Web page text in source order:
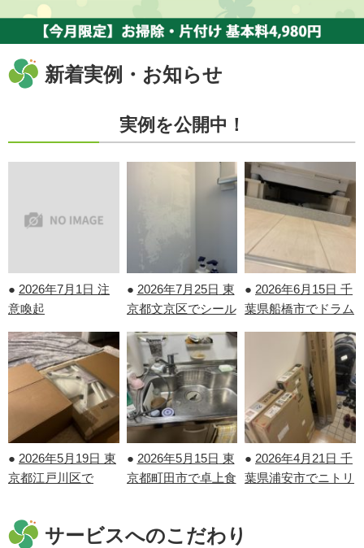
新着実例・お知らせ
実例を公開中！
● 2026年7月1日 注
意喚起
● 2026年7月25日 東
京都文京区でシール
た！
● 2026年6月15日 千
葉県船橋市でドラム
を行いました！
● 2026年5月19日 東
京都江戸川区で
立てを行いました！
● 2026年5月15日 東
京都町田市で卓上食
● 2026年4月21日 千
葉県浦安市でニトリ
サービスへのこだわり